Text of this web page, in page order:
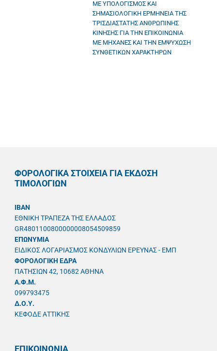
ΜΕ ΥΠΟΛΟΓΙΣΜΟΣ ΚΑΙ
ΣΗΜΑΣΙΟΛΟΓΙΚΗ ΕΡΜΗΝΕΙΑ ΤΗΣ
ΤΡΙΣΔΙΑΣΤΑΤΗΣ ΑΝΘΡΩΠΙΝΗΣ
ΚΙΝΗΣΗΣ ΓΙΑ ΤΗΝ ΕΠΙΚΟΙΝΩΝΙΑ
ΜΕ ΜΗΧΑΝΕΣ ΚΑΙ ΤΗΝ ΕΜΨΥΧΩΣΗ
ΣΥΝΘΕΤΙΚΩΝ ΧΑΡΑΚΤΗΡΩΝ
ΦΟΡΟΛΟΓΙΚΑ ΣΤΟΙΧΕΙΑ ΓΙΑ ΕΚΔΟΣΗ
ΤΙΜΟΛΟΓΙΩΝ
IBAN
ΕΘΝΙΚΗ ΤΡΑΠΕΖΑ ΤΗΣ ΕΛΛΑΔΟΣ
GR4801100800000008054509859
ΕΠΩΝΥΜΙΑ
ΕΙΔΙΚΟΣ ΛΟΓΑΡΙΑΣΜΟΣ ΚΟΝΔΥΛΙΩΝ ΕΡΕΥΝΑΣ - ΕΜΠ
ΦΟΡΟΛΟΓΙΚΗ ΕΔΡΑ
ΠΑΤΗΣΙΩΝ 42, 10682 ΑΘΗΝΑ
A.Φ.Μ.
099793475
Δ.Ο.Υ.
ΚΕΦΟΔΕ ΑΤΤΙΚΗΣ
ΕΠΙΚΟΙΝΩΝΙΑ